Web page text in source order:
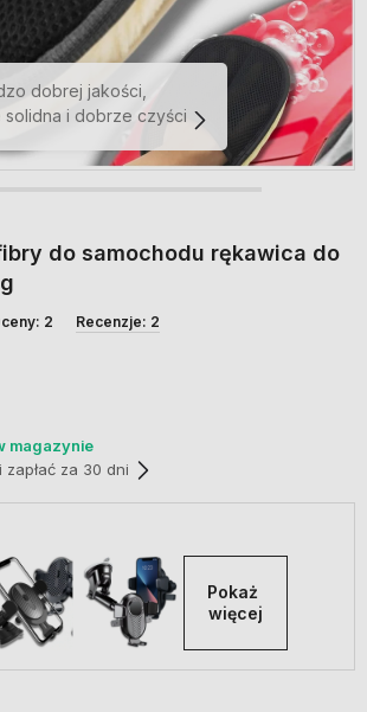
do samochodu rękawica do
2 Recenzje: 2
magazynie
zapłać za 30 dni
Pokaż
więcej